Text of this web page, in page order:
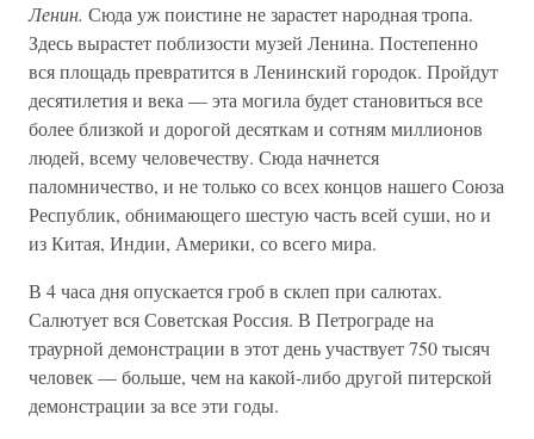
Ленин. Сюда уж поистине не зарастет народная тропа.
Здесь вырастет поблизости музей Ленина. Постепенно
вся площадь превратится в Ленинский городок. Пройдут
десятилетия и века — эта могила будет становиться все
более близкой и дорогой десяткам и сотням миллионов
людей, всему человечеству. Сюда начнется
паломничество, и не только со всех концов нашего Союза
Республик, обнимающего шестую часть всей суши, но и
из Китая, Индии, Америки, со всего мира.
В 4 часа дня опускается гроб в склеп при салютах.
Салютует вся Советская Россия. В Петрограде на
траурной демонстрации в этот день участвует 750 тысяч
человек — больше, чем на какой-либо другой питерской
демонстрации за все эти годы.